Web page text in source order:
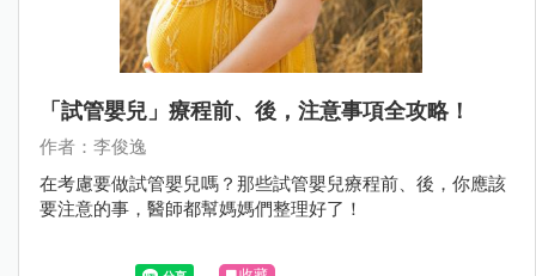
「試管嬰兒」療程前、後，注意事項全攻略！
作者：李俊逸
在考慮要做試管嬰兒嗎？那些試管嬰兒療程前、後，你應該
要注意的事，醫師都幫媽媽們整理好了！